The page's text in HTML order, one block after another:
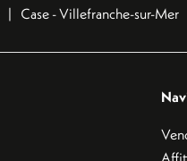
Case - Villefranche-sur-Mer